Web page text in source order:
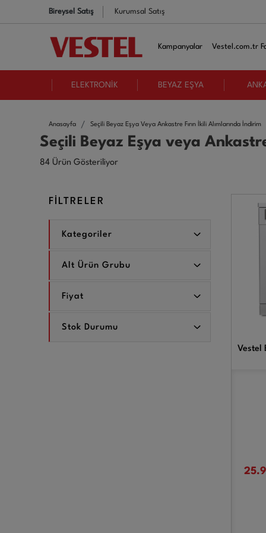
Bireysel Satış Kurumsal Satış
Kampanyalar Vestel.com.tr
ELEKTRONİK BEYAZ EŞYA
Anasayfa Seçili Beyaz Eşya Veya Ankastre Fırın İkili Alımlarında İndirim
Seçili Beyaz Eşya veya
84 Ürün Gösteriliyor
FİLTRELER
Kategoriler
Alt Ürün Grubu
Fiyat
Stok Durumu
Vestel